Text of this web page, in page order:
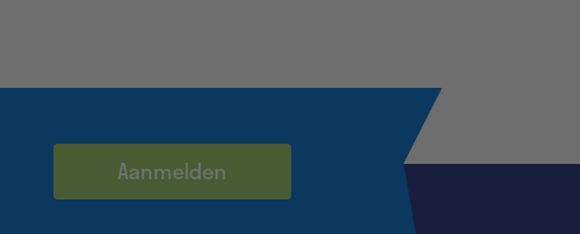
Aanmelden